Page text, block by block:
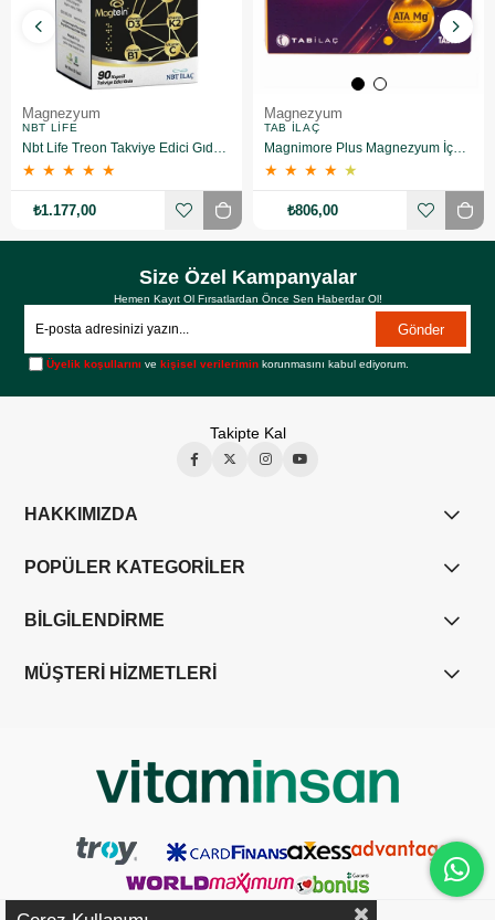
Magnezyum
NBT LIFE
Nbt Life Treon Takviye Edici Gıda 90 Kapsül
★ ★ ★ ★ ★
₺1.177,00
Magnezyum
TAB İLAÇ
Magnimore Plus Magnezyum İçeren Takviye Edici Gıda 60 Kapsül
★ ★ ★ ★ ★
₺806,00
Size Özel Kampanyalar
Hemen Kayıt Ol Fırsatlardan Önce Sen Haberdar Ol!
Gönder
Üyelik koşullarını vekişisel verilerimin korunmasını kabul ediyorum.
Takipte Kal
HAKKIMIZDA
POPÜLER KATEGORİLER
BİLGİLENDİRME
MÜŞTERİ HİZMETLERİ